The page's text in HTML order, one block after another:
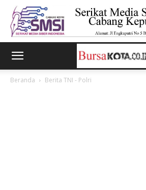
Beranda Berita TNI - Polri